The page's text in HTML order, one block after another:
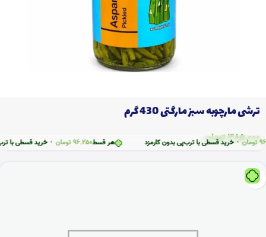
هر قسط96.250تومان • خرید قسطی با ترب‌پی • خرید قسطی با ترب‌پی بدون کارمزد
ترشی مارچوبه سبز مارگتی 430 گرم
385.000 تومان